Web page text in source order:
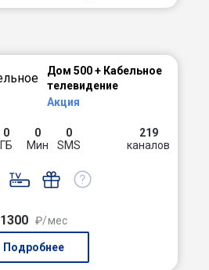
Дом 500 + Кабельное
телевидение
Акция
0
ГБ
0
Мин
0
SMS
219
каналов
1300 ₽/мес
Подробнее